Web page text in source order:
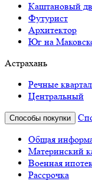
Каштановый
Футурист
Архитектор
Юг на
Астрахань
Речные
Центральный
Способы покупки
Общая
Материнский
Военная
Рассрочка